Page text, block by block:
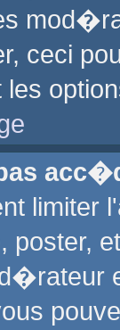
ceci
les
poster,